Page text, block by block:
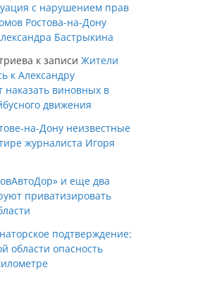
с нарушением прав
Ростова-на-Дону
Бастрыкина
к записи Жители
к Александру
наказать виновных в
движения
на-Дону неизвестные
журналиста Игоря
и еще два
приватизировать
подтверждение:
области опасность